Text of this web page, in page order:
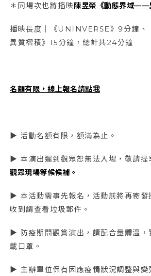
＊同場次也將播映陳昱榮 《動態界域——
播映長度｜《UNINVERSE》9分鐘
異質褶積》15分鐘，總計共24分鐘
名額有限，線上報名請點我
▶ 活動名額有限，額滿為止。
▶ 本演出遲到觀眾恕無法入場，敬請提
觀眾現場等候候補。
▶ 本活動需事先報名，活動前將再寄發
收到請查看垃圾郵件。
▶ 防疫期間觀賞演出，請配合量體溫，
載口罩。
▶ 主辦單位保有因應疫情狀況調整與變